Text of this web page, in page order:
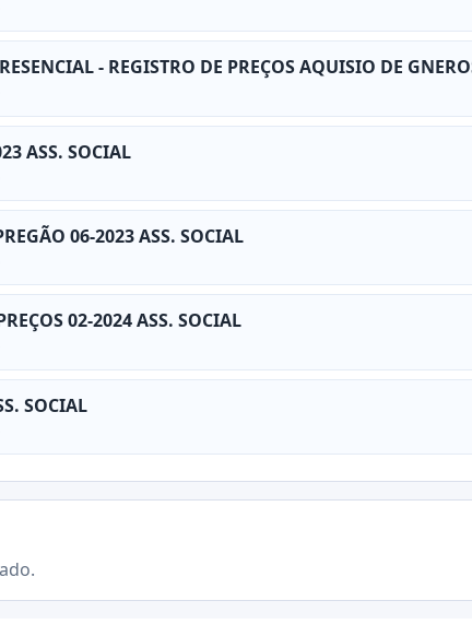
- REGISTRO DE PREÇOS AQUISIO DE
ASS. SOCIAL
06-2023 ASS. SOCIAL
02-2024 ASS. SOCIAL
SOCIAL